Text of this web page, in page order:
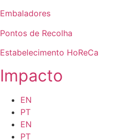
Embaladores
Pontos de Recolha
Estabelecimento HoReCa
Impacto
EN
PT
EN
PT